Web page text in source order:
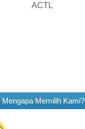
ACTL
Mengapa Memilih Kami?